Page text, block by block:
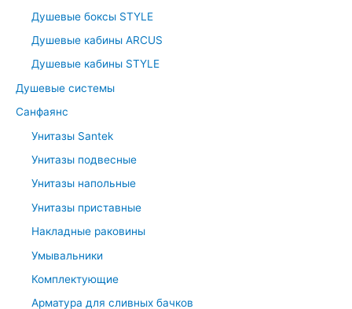
Душевые боксы STYLE
Душевые кабины ARCUS
Душевые кабины STYLE
Душевые системы
Санфаянс
Унитазы Santek
Унитазы подвесные
Унитазы напольные
Унитазы приставные
Накладные раковины
Умывальники
Комплектующие
Арматура для сливных бачков